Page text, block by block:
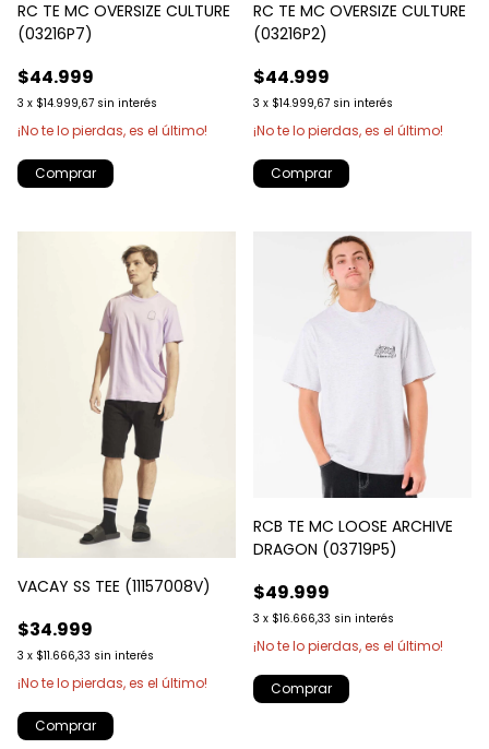
RC TE MC OVERSIZE CULTURE
(03216P7)
$44.999
3 x $14.999,67 sin interés
¡No te lo pierdas, es el último!
Comprar
RC TE MC OVERSIZE CULTURE
(03216P2)
$44.999
3 x $14.999,67 sin interés
¡No te lo pierdas, es el último!
Comprar
VACAY SS TEE (11157008V)
$34.999
3 x $11.666,33 sin interés
¡No te lo pierdas, es el último!
Comprar
RCB TE MC LOOSE ARCHIVE
DRAGON (03719P5)
$49.999
3 x $16.666,33 sin interés
¡No te lo pierdas, es el último!
Comprar